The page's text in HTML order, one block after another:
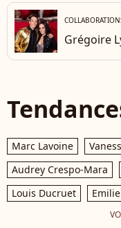
Grégoire
Marc Lavoine
Audrey Crespo-Mara
Louis Ducruet